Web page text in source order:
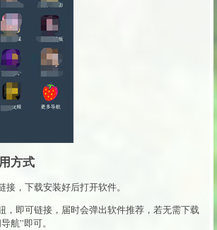
方式
，下载安装好后打开软件。
，即可链接，届时会弹出软件推荐，若无需下载
航”即可。